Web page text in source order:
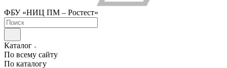
ФБУ «НИЦ ПМ – Ростест»
Каталог
По всему сайту
По каталогу